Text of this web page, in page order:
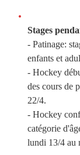
Stages
- Patinage:
enfants et
- Hockey
des cours de
22/4.
- Hockey
catégorie
lundi 13/4 au